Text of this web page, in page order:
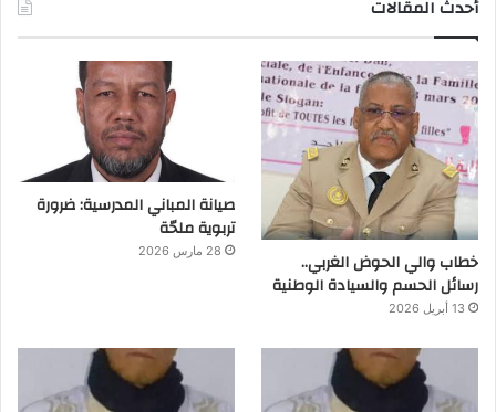
أحدث المقالات
خطاب والي الحوض الغربي..
رسائل الحسم والسيادة الوطنية
13 أبريل 2026
صيانة المباني المدرسية: ضرورة
تربوية ملحّة
28 مارس 2026